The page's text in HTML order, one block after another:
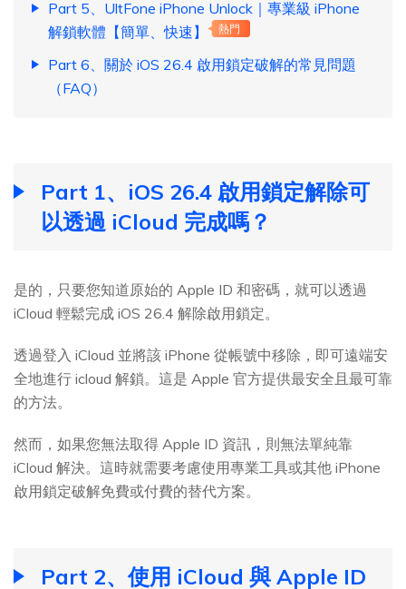
Part 5、UltFone iPhone Unlock｜專業級 iPhone
解鎖軟體【簡單、快速】
熱門
Part 6、關於 iOS 26.4 啟用鎖定破解的常見問題
（FAQ）
Part 1、iOS 26.4 啟用鎖定解除可
以透過 iCloud 完成嗎？
是的，只要您知道原始的 Apple ID 和密碼，就可以透過
iCloud 輕鬆完成 iOS 26.4 解除啟用鎖定。
透過登入 iCloud 並將該 iPhone 從帳號中移除，即可遠端安
全地進行 icloud 解鎖。這是 Apple 官方提供最安全且最可靠
的方法。
然而，如果您無法取得 Apple ID 資訊，則無法單純靠
iCloud 解決。這時就需要考慮使用專業工具或其他 iPhone
啟用鎖定破解免費或付費的替代方案。
Part 2、使用 iCloud 與 Apple ID